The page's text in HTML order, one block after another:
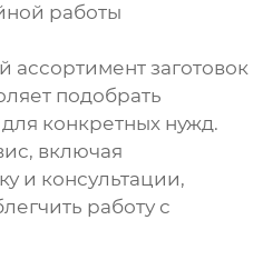
работы
ассортиментзаготовок
подобрать
конкретных нужд.
включая
и консультации,
работу с